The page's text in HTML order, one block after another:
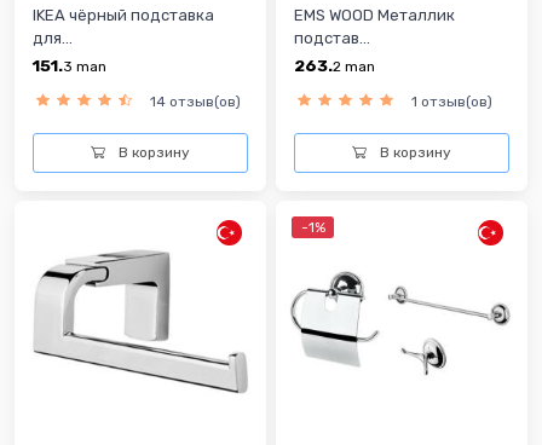
IKEA чёрный подставка
для...
151.3 man
14 отзыв(ов)
В корзину
EMS WOOD Металлик
подстав...
263.2 man
1 отзыв(ов)
В корзину
-1%